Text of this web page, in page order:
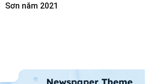
Sơn năm 2021